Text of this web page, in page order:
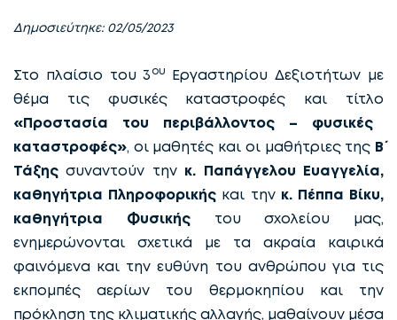
Δημοσιεύτηκε: 02/05/2023
Στο πλαίσιο του 3 ου Εργαστηρίου Δεξιοτήτων με
θέμα τις φυσικές καταστροφές και τίτλο
«Προστασία του περιβάλλοντος – φυσικές
καταστροφές», οι μαθητές και οι μαθήτριες της Β΄
Τάξης συναντούν την κ. Παπάγγελου Ευαγγελία,
καθηγήτρια Πληροφορικής και την κ. Πέππα Βίκυ,
καθηγήτρια Φυσικήςτου σχολείου μας,
ενημερώνονται σχετικά με τα ακραία καιρικά
φαινόμενα και την ευθύνη του ανθρώπου για τις
εκπομπές αερίων του θερμοκηπίου και την
πρόκληση της κλιματικής αλλαγής, μαθαίνουν μέσα